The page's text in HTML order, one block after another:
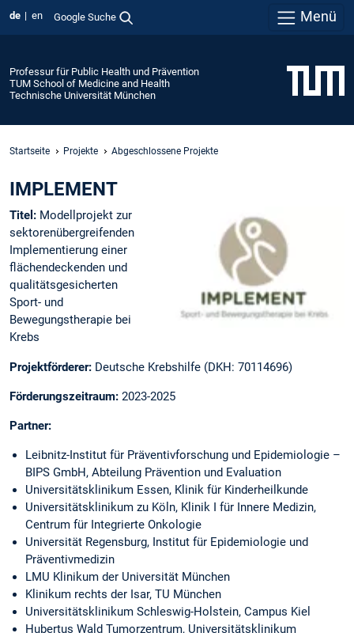
de en Google Suche Menü
Professur für Public Health und Prävention
TUM School of Medicine and Health
Technische Universität München
Startseite Projekte Abgeschlossene Projekte
IMPLEMENT
Titel: Modellprojekt zur
sektorenübergreifenden
Implementierung einer
flächendeckenden und
qualitätsgesicherten
Sport- und
Bewegungstherapie bei
Krebs
Projektförderer: Deutsche Krebshilfe (DKH: 70114696)
Förderungszeitraum: 2023-2025
Partner:
Leibnitz-Institut für Präventivforschung und Epidemiologie –
BIPS GmbH, Abteilung Prävention und Evaluation
Universitätsklinikum Essen, Klinik für Kinderheilkunde
Universitätsklinikum zu Köln, Klinik I für Innere Medizin,
Centrum für Integrierte Onkologie
Universität Regensburg, Institut für Epidemiologie und
Präventivmedizin
LMU Klinikum der Universität München
Klinikum rechts der Isar, TU München
Universitätsklinikum Schleswig-Holstein, Campus Kiel
Hubertus Wald Tumorzentrum, Universitätsklinikum